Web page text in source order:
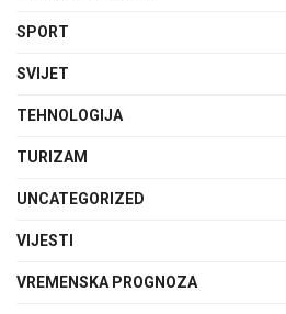
SPORT
SVIJET
TEHNOLOGIJA
TURIZAM
UNCATEGORIZED
VIJESTI
VREMENSKA PROGNOZA